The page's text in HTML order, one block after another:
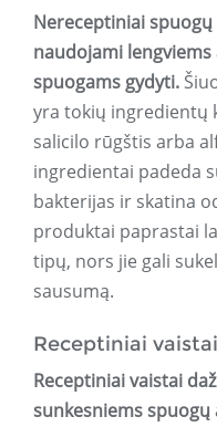
Nereceptiniai
naudojami
spuogams gydyti.
yra tokių ingredientų
salicilo rūgštis arba
ingredientai padeda
bakterijas ir skatina
produktai paprastai
tipų, nors jie gali
sausumą.
Receptiniai
Receptiniai vaistai
sunkesniems spuogų